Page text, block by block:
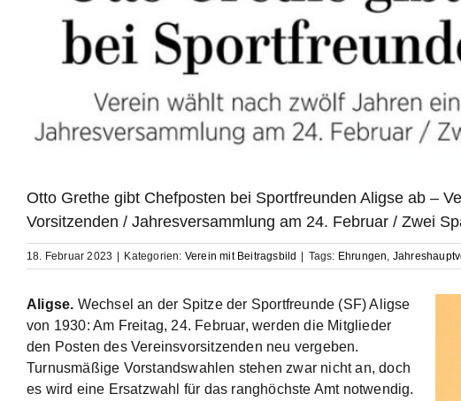
Otto Grethe gibt Chefposten bei Sportfreunden Aligse ab –
Vorsitzenden / Jahresversammlung am 24. Februar / Zwei
18. Februar 2023 | Kategorien: Verein mit Beitragsbild | Tags: Ehrungen
Aligse. Wechsel an der Spitze der Sportfreunde (SF) Aligse
von 1930: Am Freitag, 24. Februar, werden die Mitglieder
den Posten des Vereinsvorsitzenden neu vergeben.
Turnusmäßige Vorstandswahlen stehen zwar nicht an, doch
es wird eine Ersatzwahl für das ranghöchste Amt notwendig.